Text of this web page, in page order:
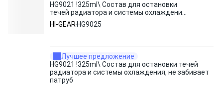
HG9021 !325ml\ Состав для остановки
течей радиатора и системы охлаждения,
не забивает патруб
HI-GEAR HG9025
Лучшее предложение
HG9021 !325ml\ Состав для остановки течей
радиатора и системы охлаждения, не забивает
патруб